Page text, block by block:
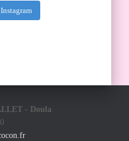
-
Doula